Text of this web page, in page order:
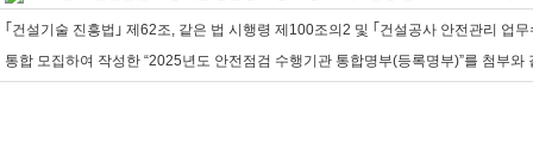
｢건설기술 진흥법｣ 제62조, 같은 법 시행령 제100조의2 및 ｢건설공사 안전관리 업
통합 모집하여 작성한 “2025년도 안전점검 수행기관 통합명부(등록명부)”를 첨부와